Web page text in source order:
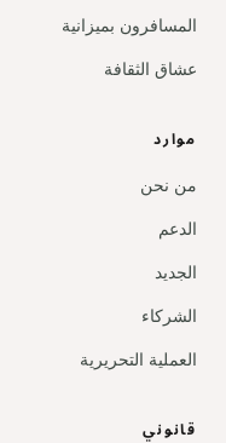
المسافرون بميزانية
عشاق الثقافة
موارد
من نحن
الدعم
الجديد
الشركاء
العملية التحريرية
قانوني